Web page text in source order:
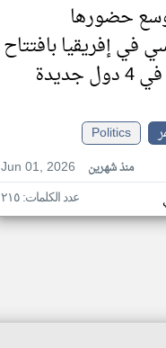
حضورها
في إفريقيا بافتتاح
Politics
Jun 01, 2026
منذ شهرين
عدد الكلمات: ٢١٥